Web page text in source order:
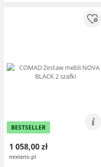
BESTSELLER
1 058,00 zł
nexterio.pl